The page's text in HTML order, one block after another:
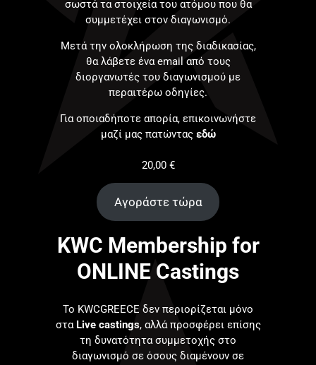
σωστά τα στοιχεία του ατόμου που θα
συμμετέχει στον διαγωνισμό.
Μετά την ολοκλήρωση της διαδικασίας,
θα λάβετε ένα email από τους
διοργανωτές του διαγωνισμού με
περαιτέρω οδηγίες.
Για οποιαδήποτε απορία, επικοινωνήστε
μαζί μας πατώντας εδώ
20,00 €
Αγοράστε τώρα
KWC Membership for
ONLINE Castings
Το KWCGREECE δεν περιορίζεται μόνο
στα Live castings, αλλά προσφέρει επίσης
τη δυνατότητα συμμετοχής στο
διαγωνισμό σε όσους διαμένουν σε